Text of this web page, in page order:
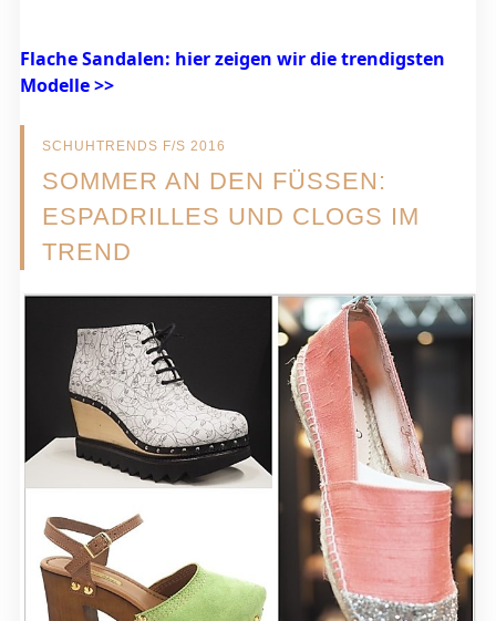
Flache Sandalen: hier zeigen wir die trendigsten
Modelle >>
SCHUHTRENDS F/S 2016
SOMMER AN DEN FÜSSEN: E
SPADRILLES UND CLOGS IM T
REND